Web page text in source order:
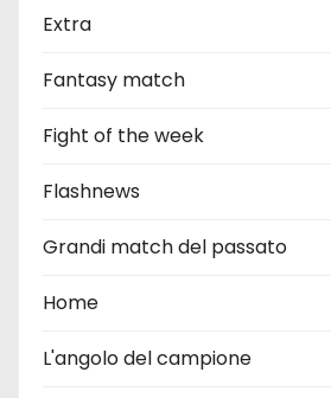
Extra
Fantasy match
Fight of the week
Flashnews
Grandi match del passato
Home
L'angolo del campione